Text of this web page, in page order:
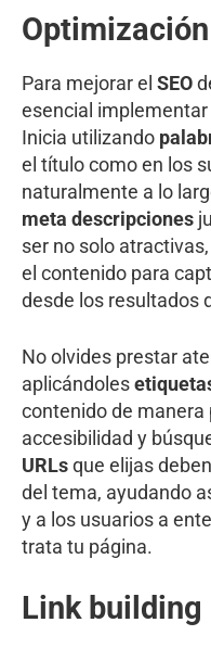
Para mejorar el SEO
esencial
Inicia utilizando
el título como en los
naturalmente a lo
meta descripciones
ser no solo
el contenido para
desde los resultados
No olvides prestar
aplicándoles
contenido de manera
accesibilidad y
URLsque elijas
del tema, ayudando
y a los usuarios a
trata tu página.
Link building